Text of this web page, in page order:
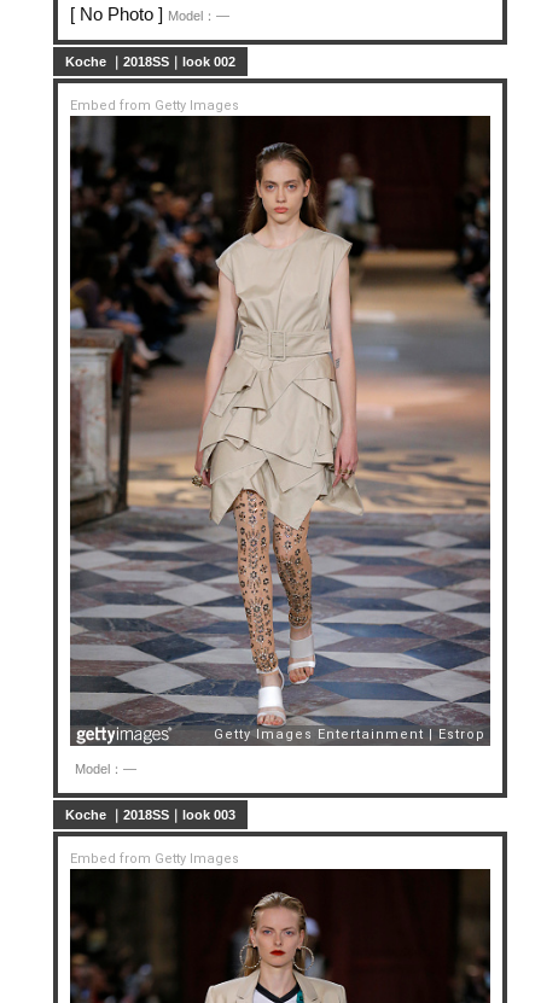
[ No Photo ] Model：—
Koche ｜2018SS｜look 002
Embed from Getty Images
Model：—
Koche ｜2018SS｜look 003
Embed from Getty Images